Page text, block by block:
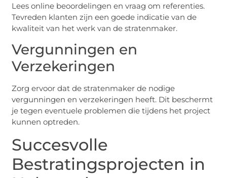
Lees online beoordelingen en vraag om referenties.
Tevreden klanten zijn een goede indicatie van de
kwaliteit van het werk van de stratenmaker.
Vergunningen en
Verzekeringen
Zorg ervoor dat de stratenmaker de nodige
vergunningen en verzekeringen heeft. Dit beschermt
je tegen eventuele problemen die tijdens het project
kunnen optreden.
Succesvolle
Bestratingsprojecten in